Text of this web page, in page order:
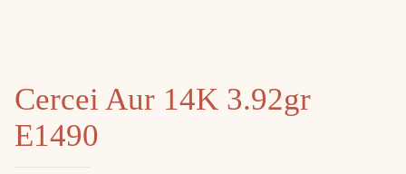
Cercei Aur 14K 3.92gr
E1490